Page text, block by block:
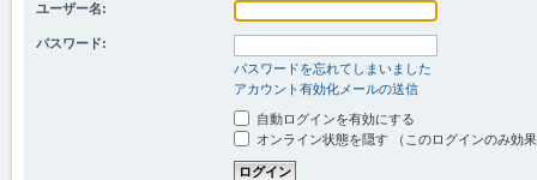
ユーザー名:
パスワード:
パスワードを忘れてしまいました
アカウント有効化メールの送信
自動ログインを有効にする
オンライン状態を隠す （このログインのみ効